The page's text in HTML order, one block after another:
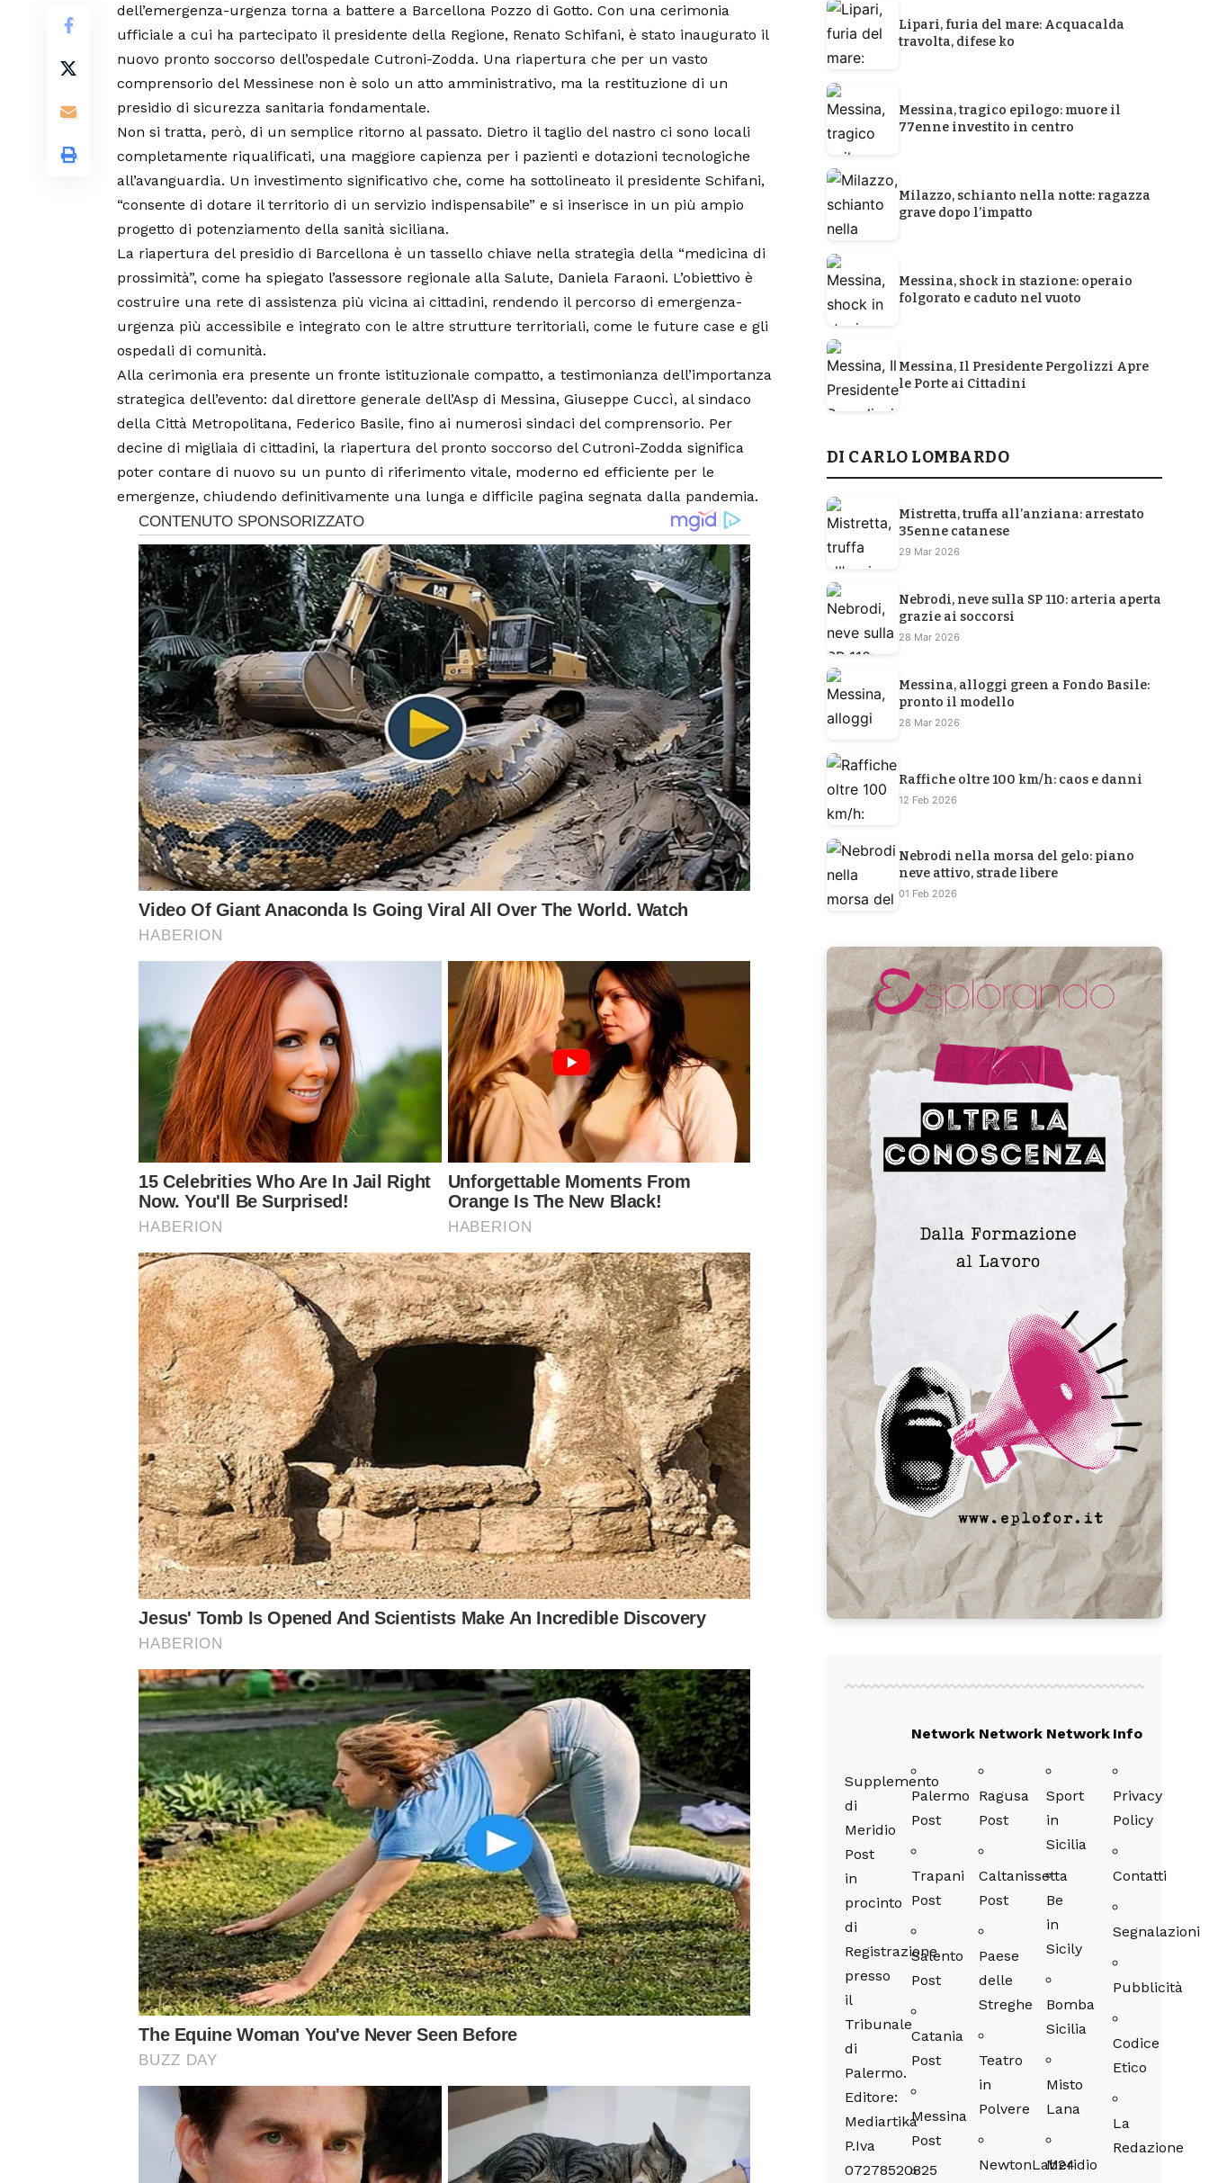
dell’emergenza-urgenza torna a battere a Barcellona Pozzo di Gotto. Con una cerimonia
ufficiale a cui ha partecipato il presidente della Regione, Renato Schifani, è stato inaugurato il
nuovo pronto soccorso dell’ospedale Cutroni-Zodda. Una riapertura che per un vasto
comprensorio del Messinese non è solo un atto amministrativo, ma la restituzione di un
presidio di sicurezza sanitaria fondamentale.
Non si tratta, però, di un semplice ritorno al passato. Dietro il taglio del nastro ci sono locali
completamente riqualificati, una maggiore capienza per i pazienti e dotazioni tecnologiche
all’avanguardia. Un investimento significativo che, come ha sottolineato il presidente Schifani,
“consente di dotare il territorio di un servizio indispensabile” e si inserisce in un più ampio
progetto di potenziamento della sanità siciliana.
La riapertura del presidio di Barcellona è un tassello chiave nella strategia della “medicina di
prossimità”, come ha spiegato l’assessore regionale alla Salute, Daniela Faraoni. L’obiettivo è
costruire una rete di assistenza più vicina ai cittadini, rendendo il percorso di emergenza-
urgenza più accessibile e integrato con le altre strutture territoriali, come le future case e gli
ospedali di comunità.
Alla cerimonia era presente un fronte istituzionale compatto, a testimonianza dell’importanza
strategica dell’evento: dal direttore generale dell’Asp di Messina, Giuseppe Cuccì, al sindaco
della Città Metropolitana, Federico Basile, fino ai numerosi sindaci del comprensorio. Per
decine di migliaia di cittadini, la riapertura del pronto soccorso del Cutroni-Zodda significa
poter contare di nuovo su un punto di riferimento vitale, moderno ed efficiente per le
emergenze, chiudendo definitivamente una lunga e difficile pagina segnata dalla pandemia.
Lipari, furia del mare: Acquacalda
travolta, difese ko
Messina, tragico epilogo: muore il
77enne investito in centro
Milazzo, schianto nella notte: ragazza
grave dopo l’impatto
Messina, shock in stazione: operaio
folgorato e caduto nel vuoto
Messina, Il Presidente Pergolizzi Apre
le Porte ai Cittadini
DI CARLO LOMBARDO
Mistretta, truffa all’anziana: arrestato
35enne catanese
29 Mar 2026
Nebrodi, neve sulla SP 110: arteria aperta
grazie ai soccorsi
28 Mar 2026
Messina, alloggi green a Fondo Basile:
pronto il modello
28 Mar 2026
Raffiche oltre 100 km/h: caos e danni
12 Feb 2026
Nebrodi nella morsa del gelo: piano
neve attivo, strade libere
01 Feb 2026
Supplemento
di
Meridio
Post
in
procinto
di
Registrazione
presso
il
Tribunale
di
Palermo.
Editore:
Mediartika
P.Iva
07278520825
Network
Palermo
Post
Trapani
Post
Salento
Post
Catania
Post
Messina
Post
Network
Ragusa
Post
Caltanissetta
Post
Paese
delle
Streghe
Teatro
in
Polvere
NewtonLab24
Network
Sport
in
Sicilia
Be
in
Sicily
Bomba
Sicilia
Misto
Lana
Meridio
Info
Privacy
Policy
Contatti
Segnalazioni
Pubblicità
Codice
Etico
La
Redazione